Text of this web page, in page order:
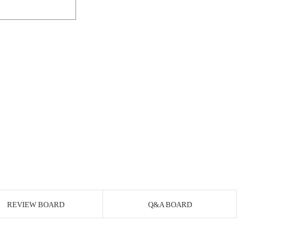
REVIEW BOARD Q&A BOARD